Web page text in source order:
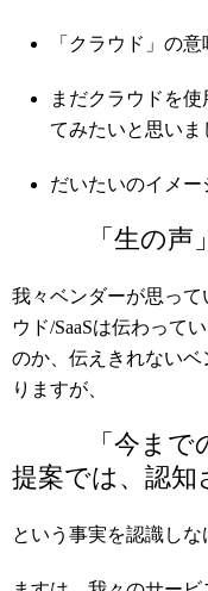
「クラウド」の意
まだクラウドを
てみたいと思いま
だいたいのイメー
「生の声」
我々ベンダーが思っ
ウド/SaaSは伝わって
のか、伝えきれない
りますが、
「今ま
提案では、認知
という事実を認識しな